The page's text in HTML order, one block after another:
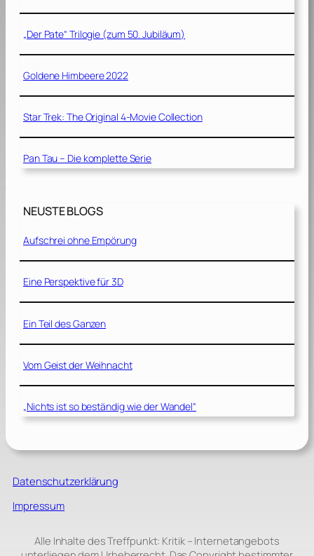
„Der Pate“ Trilogie (zum 50. Jubiläum)
Goldene Himbeere 2022
Star Trek: The Original 4-Movie Collection
Pan Tau – Die komplette Serie
NEUSTE BLOGS
Aufschrei ohne Empörung
Eine Perspektive für 3D
Ein Teil des Ganzen
Vom Geist der Weihnacht
„Nichts ist so beständig wie der Wandel“
Datenschutzerklärung
Impressum
Alle Inhalte des Treffpunkt: Kritik – Internetangebots